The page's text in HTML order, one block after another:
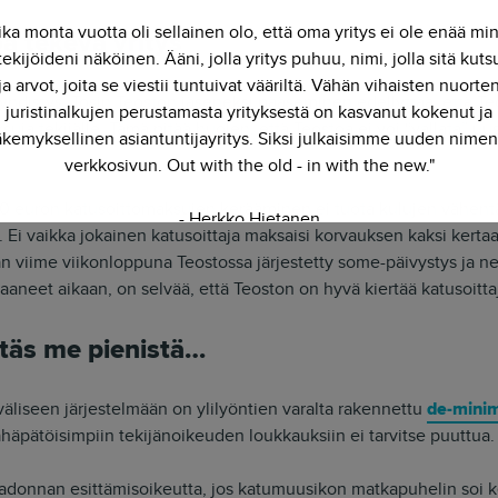
tekevä yritys
Tosin Teoston jäseneksi pääseminen edellyttää, että
tekijälle. Tämä pitää huolen, että Teostoa ei voi “vallata”
euron katusoittomaksujen kerääminen ei tuota kulujen
vaikka jokainen katusoittaja maksaisi korvauksen kaksi
viime viikonloppuna Teostossa järjestetty some-päivystys ja
aikaan, on selvää, että Teoston on hyvä kiertää
me pienistä…
järjestelmään on ylilyöntien varalta rakennettu de-
tekijänoikeuden loukkauksiin ei tarvitse puuttua.
esittämisoikeutta, jos katumuusikon matkapuhelin soi
monta vuotta oli sellainen olo, että oma yritys ei ole enää
näköinen. Ääni, jolla yritys puhuu, nimi, jolla sitä
ja arvot, joita se viestii tuntuivat vääriltä. Vähän vihaisten nuorten
juristinalkujen perustamasta yrityksestä on kasvanut kokenut ja
asiantuntijayritys. Siksi julkaisimme uuden
verkkosivun. Out with the old - in with the new."
- Herkko Hietanen